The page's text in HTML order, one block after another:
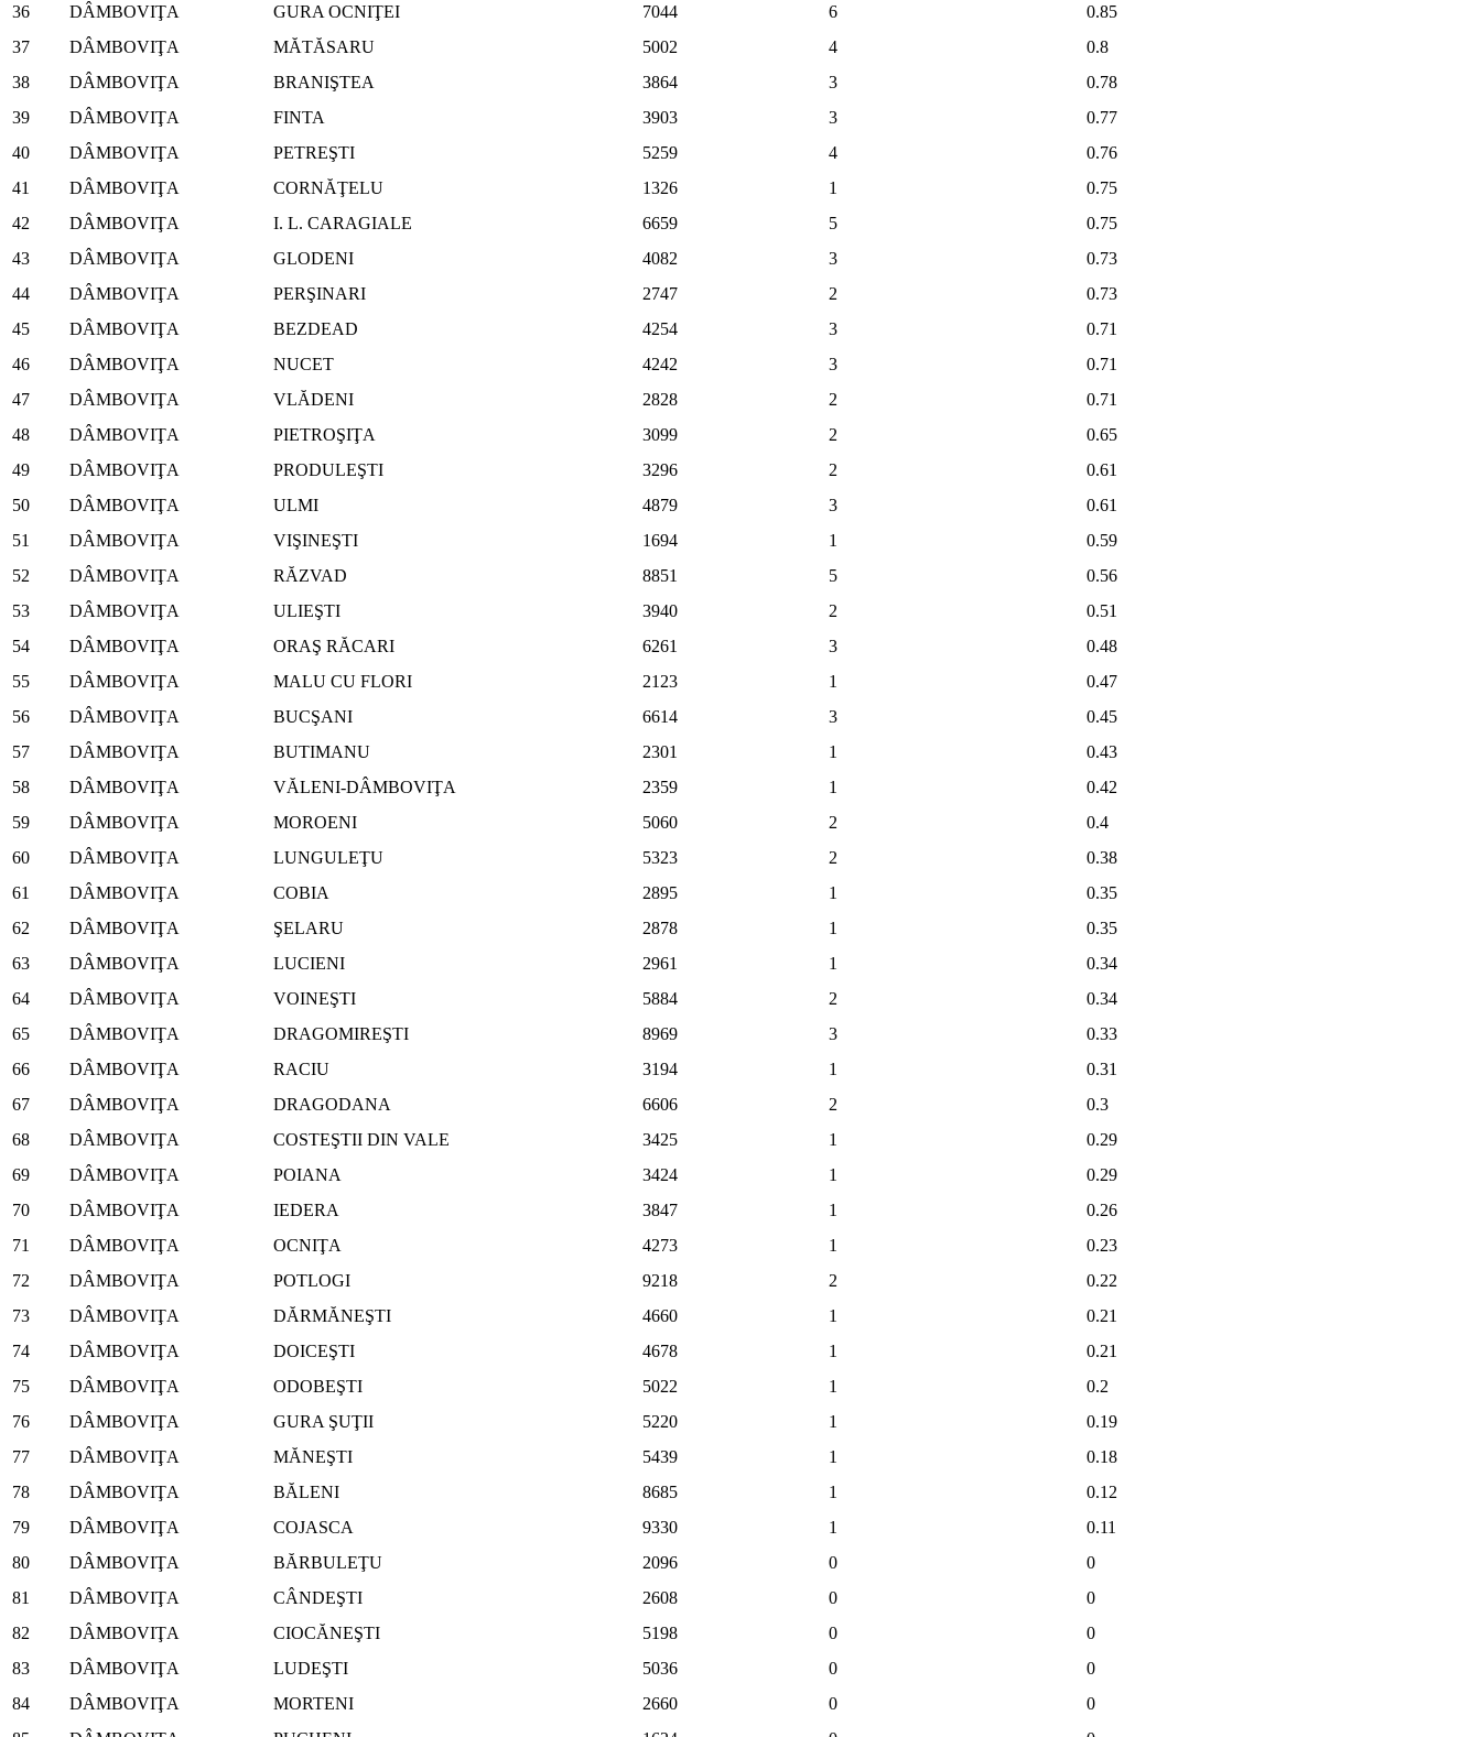
36
DÂMBOVIŢA GURA OCNIŢEI 7044 6
0.85
37
DÂMBOVIŢA MĂTĂSARU 5002 4
0.8
38
DÂMBOVIŢA BRANIŞTEA 3864 3
0.78
39
DÂMBOVIŢA FINTA 3903 3
0.77
40
DÂMBOVIŢA PETREŞTI 5259 4
0.76
41
DÂMBOVIŢA CORNĂŢELU 1326 1
0.75
42
DÂMBOVIŢA I. L. CARAGIALE 6659 5
0.75
43
DÂMBOVIŢA GLODENI 4082 3
0.73
44
DÂMBOVIŢA PERŞINARI 2747 2
0.73
45
DÂMBOVIŢA BEZDEAD 4254 3
0.71
46
DÂMBOVIŢA NUCET 4242 3
0.71
47
DÂMBOVIŢA VLĂDENI 2828 2
0.71
48
DÂMBOVIŢA PIETROŞIŢA 3099 2
0.65
49
DÂMBOVIŢA PRODULEŞTI 3296 2
0.61
50
DÂMBOVIŢA ULMI 4879 3
0.61
51
DÂMBOVIŢA VIŞINEŞTI 1694 1
0.59
52
DÂMBOVIŢA RĂZVAD 8851 5
0.56
53
DÂMBOVIŢA ULIEŞTI 3940 2
0.51
54
DÂMBOVIŢA ORAŞ RĂCARI 6261 3
0.48
55
DÂMBOVIŢA MALU CU FLORI 2123 1
0.47
56
DÂMBOVIŢA BUCŞANI 6614 3
0.45
57
DÂMBOVIŢA BUTIMANU 2301 1
0.43
58
DÂMBOVIŢA VĂLENI-DÂMBOVIŢA 2359 1
0.42
59
DÂMBOVIŢA MOROENI 5060 2
0.4
60
DÂMBOVIŢA LUNGULEŢU 5323 2
0.38
61
DÂMBOVIŢA COBIA 2895 1
0.35
62
DÂMBOVIŢA ŞELARU 2878 1
0.35
63
DÂMBOVIŢA LUCIENI 2961 1
0.34
64
DÂMBOVIŢA VOINEŞTI 5884 2
0.34
65
DÂMBOVIŢA DRAGOMIREŞTI 8969 3
0.33
66
DÂMBOVIŢA RACIU 3194 1
0.31
67
DÂMBOVIŢA DRAGODANA 6606 2
0.3
68
DÂMBOVIŢA COSTEŞTII DIN VALE 3425 1
0.29
69
DÂMBOVIŢA POIANA 3424 1
0.29
70
DÂMBOVIŢA IEDERA 3847 1
0.26
71
DÂMBOVIŢA OCNIŢA 4273 1
0.23
72
DÂMBOVIŢA POTLOGI 9218 2
0.22
73
DÂMBOVIŢA DĂRMĂNEŞTI 4660 1
0.21
74
DÂMBOVIŢA DOICEŞTI 4678 1
0.21
75
DÂMBOVIŢA ODOBEŞTI 5022 1
0.2
76
DÂMBOVIŢA GURA ŞUŢII 5220 1
0.19
77
DÂMBOVIŢA MĂNEŞTI 5439 1
0.18
78
DÂMBOVIŢA BĂLENI 8685 1
0.12
79
DÂMBOVIŢA COJASCA 9330 1
0.11
80
DÂMBOVIŢA BĂRBULEŢU 2096 0
0
81
DÂMBOVIŢA CÂNDEŞTI 2608 0
0
82
DÂMBOVIŢA CIOCĂNEŞTI 5198 0
0
83
DÂMBOVIŢA LUDEŞTI 5036 0
0
84
DÂMBOVIŢA MORTENI 2660 0
0